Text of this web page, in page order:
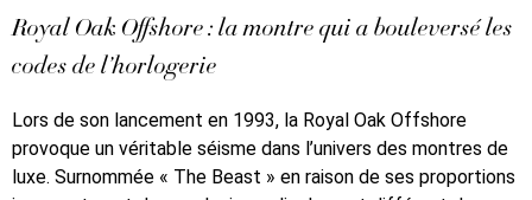
Royal Oak Offshore : la montre qui a bouleversé les
codes de l’horlogerie
Lors de son lancement en 1993, la Royal Oak Offshore
provoque un véritable séisme dans l’univers des montres de
luxe. Surnommée « The Beast » en raison de ses proportions